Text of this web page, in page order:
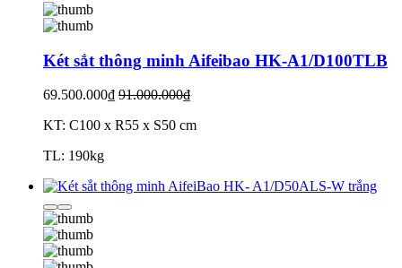
Két sắt thông minh Aifeibao HK-A1/D100TLB
69.500.000₫ 91.000.000₫
KT: C100 x R55 x S50 cm
TL: 190kg